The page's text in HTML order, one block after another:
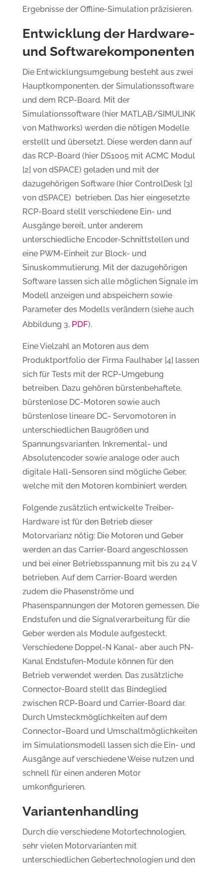
Ergebnisse der Offline-Simulation präzisieren.
Entwicklung der Hardware-
und Softwarekomponenten
Die Entwicklungsumgebung besteht aus zwei
Hauptkomponenten, der Simulationssoftware
und dem RCP-Board. Mit der
Simulationssoftware (hier MATLAB/SIMULINK
von Mathworks) werden die nötigen Modelle
erstellt und übersetzt. Diese werden dann auf
das RCP-Board (hier DS1005 mit ACMC Modul
[2] von dSPACE) geladen und mit der
dazugehörigen Software (hier ControlDesk [3]
von dSPACE) betrieben. Das hier eingesetzte
RCP-Board stellt verschiedene Ein- und
Ausgänge bereit, unter anderem
unterschiedliche Encoder-Schnittstellen und
eine PWM-Einheit zur Block- und
Sinuskommutierung. Mit der dazugehörigen
Software lassen sich alle möglichen Signale im
Modell anzeigen und abspeichern sowie
Parameter des Modells verändern (siehe auch
Abbildung 3, PDF).
Eine Vielzahl an Motoren aus dem
Produktportfolio der Firma Faulhaber [4] lassen
sich für Tests mit der RCP-Umgebung
betreiben. Dazu gehören bürstenbehaftete,
bürstenlose DC-Motoren sowie auch
bürstenlose lineare DC- Servomotoren in
unterschiedlichen Baugrößen und
Spannungsvarianten. Inkremental- und
Absolutencoder sowie analoge oder auch
digitale Hall-Sensoren sind mögliche Geber,
welche mit den Motoren kombiniert werden.
Folgende zusätzlich entwickelte Treiber-
Hardware ist für den Betrieb dieser
Motorvarianz nötig: Die Motoren und Geber
werden an das Carrier-Board angeschlossen
und bei einer Betriebsspannung mit bis zu 24 V
betrieben. Auf dem Carrier-Board werden
zudem die Phasenströme und
Phasenspannungen der Motoren gemessen. Die
Endstufen und die Signalverarbeitung für die
Geber werden als Module aufgesteckt.
Verschiedene Doppel-N Kanal- aber auch PN-
Kanal Endstufen-Module können für den
Betrieb verwendet werden. Das zusätzliche
Connector-Board stellt das Bindeglied
zwischen RCP-Board und Carrier-Board dar.
Durch Umsteckmöglichkeiten auf dem
Connector–Board und Umschaltmöglichkeiten
im Simulationsmodell lassen sich die Ein- und
Ausgänge auf verschiedene Weise nutzen und
schnell für einen anderen Motor
umkonfigurieren.
Variantenhandling
Durch die verschiedene Motortechnologien,
sehr vielen Motorvarianten mit
unterschiedlichen Gebertechnologien und den